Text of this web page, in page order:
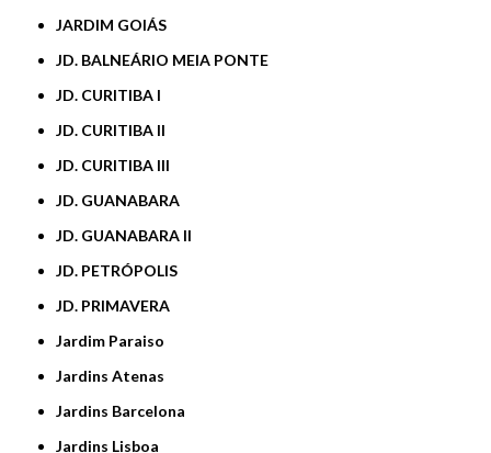
JARDIM GOIÁS
JD. BALNEÁRIO MEIA PONTE
JD. CURITIBA I
JD. CURITIBA II
JD. CURITIBA III
JD. GUANABARA
JD. GUANABARA II
JD. PETRÓPOLIS
JD. PRIMAVERA
Jardim Paraiso
Jardins Atenas
Jardins Barcelona
Jardins Lisboa